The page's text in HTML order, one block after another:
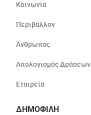
Κοινωνία
Περιβάλλον
Άνθρωπος
Απολογισμός Δράσεων
Εταιρεία
ΔΗΜΟΦΙΛΗ